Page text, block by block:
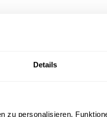
Details
zu personalisieren,